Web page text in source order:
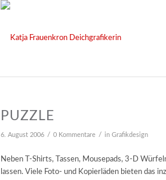
PUZZLE
6. August 2006 / 0 Kommentare / in Grafikdesign
Neben T-Shirts, Tassen, Mousepads, 3-D
lassen. Viele Foto- und Kopierläden bieten das